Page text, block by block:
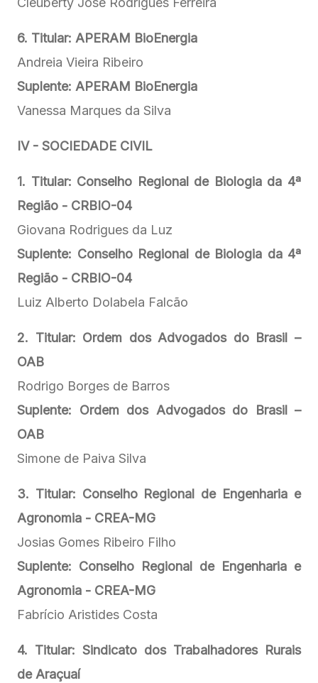
6. Titular: APERAM BioEnergia
Andreia Vieira Ribeiro
Suplente: APERAM BioEnergia
Vanessa Marques da Silva
IV - SOCIEDADE CIVIL
1. Titular: Conselho Regional de Biologia da 4ª
Região - CRBIO-04
Giovana Rodrigues da Luz
Suplente: Conselho Regional de Biologia da 4ª
Região - CRBIO-04
Luiz Alberto Dolabela Falcão
2. Titular: Ordem dos Advogados do Brasil –
OAB
Rodrigo Borges de Barros
Suplente: Ordem dos Advogados do Brasil –
OAB
Simone de Paiva Silva
3. Titular: Conselho Regional de Engenharia e
Agronomia - CREA-MG
Josias Gomes Ribeiro Filho
Suplente: Conselho Regional de Engenharia e
Agronomia - CREA-MG
Fabrício Aristides Costa
4. Titular: Sindicato dos Trabalhadores Rurais
de Araçuaí